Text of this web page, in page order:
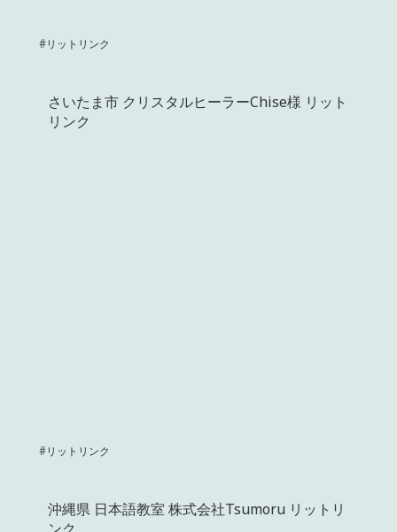
#リットリンク
さいたま市 クリスタルヒーラーChise様 リット
リンク
#リットリンク
沖縄県 日本語教室 株式会社Tsumoru リットリ